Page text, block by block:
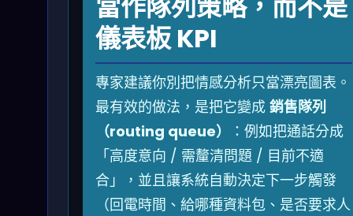
儀表板 KPI
專家建議你別把情感分析只當漂亮圖表。
最有效的做法，是把它變成 銷售隊列
（routing queue）
：例如把通話分成
「高度意向 / 需釐清問題 / 目前不適
合」，並且讓系統自動決定下一步觸發
（回電時間、給哪種資料包、是否要求人